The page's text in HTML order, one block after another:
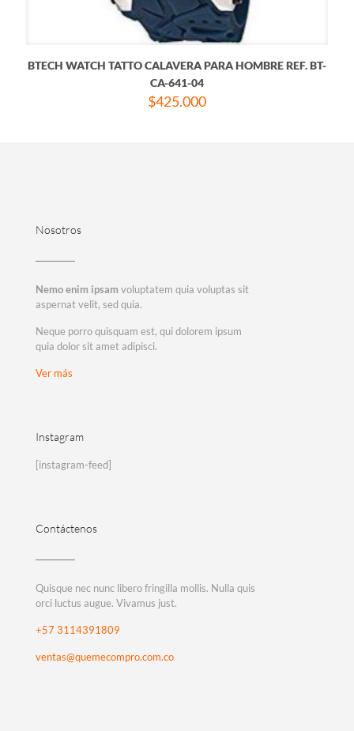
BTECH WATCH TATTO CALAVERA PARA HOMBRE REF. BT-
CA-641-04
$425.000
Nosotros
Nemo enim ipsam voluptatem quia voluptas sit
aspernat velit, sed quia.
Neque porro quisquam est, qui dolorem ipsum
quia dolor sit amet adipisci.
Ver más
Instagram
[instagram-feed]
Contáctenos
Quisque nec nunc libero fringilla mollis. Nulla quis
orci luctus augue. Vivamus just.
+57 3114391809
ventas@quemecompro.com.co